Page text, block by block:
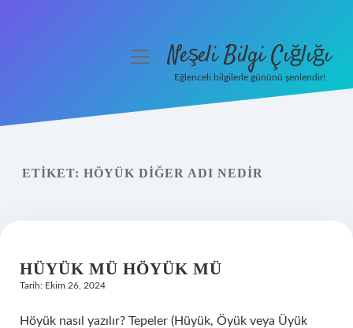
Yasal Uyarı
menüyüNeşeli Bilgi Çığlığı
Eğlenceli bilgilerle gününü şenlendir!
ETIKET: HÖYÜK DIĞER ADI NEDIR
HÜYÜK MÜ HÖYÜK MÜ
Tarih: Ekim 26, 2024
Höyük nasıl yazılır? Tepeler (Hüyük, Öyük veya Üyük